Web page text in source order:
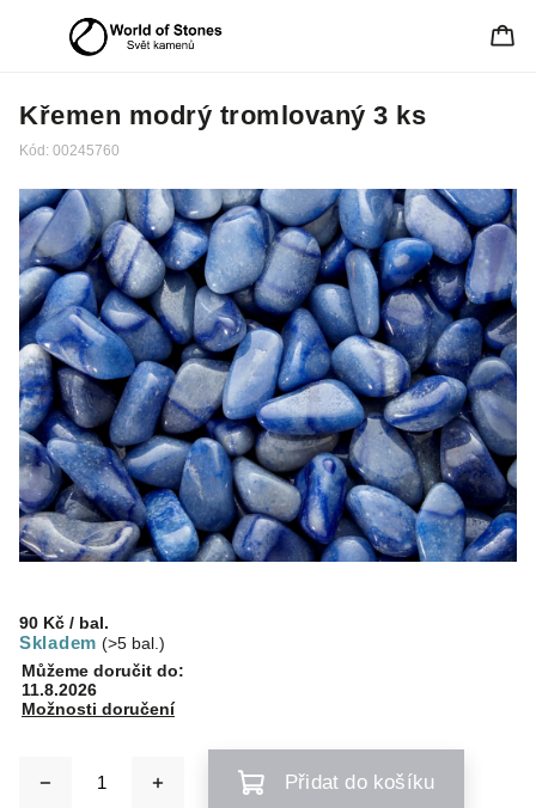
Křemen modrý tromlovaný 3 ks
Kód: 00245760
90 Kč / bal.
Skladem (>5 bal.)
Můžeme doručit do:
11.8.2026
Možnosti doručení
Přidat do košíku